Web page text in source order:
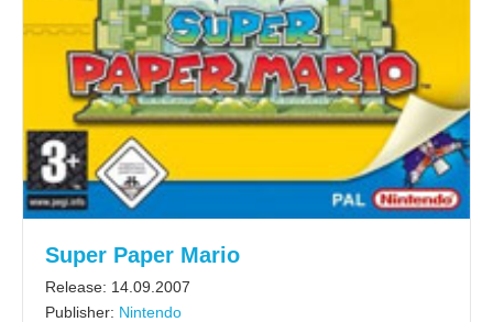
Super Paper Mario
Release: 14.09.2007
Publisher: Nintendo